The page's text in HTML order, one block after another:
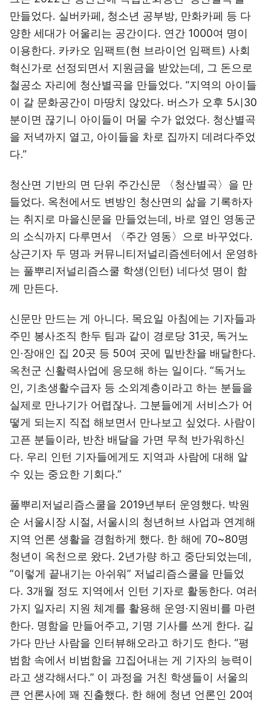
만들었다. 실버카페, 청소년 공부방, 만화카페 등 다
양한 세대가 어울리는 공간이다. 연간 1000여 명이
이용한다. 카카오 임팩트(현 브라이언 임팩트) 사회
혁신가로 선정되면서 지원금을 받았는데, 그 돈으로
철공소 자리에 청산별곡을 만들었다. “지역의 아이들
이 갈 문화공간이 마땅치 않았다. 버스가 오후 5시30
분이면 끊기니 아이들이 머물 수가 없었다. 청산별곡
을 저녁까지 열고, 아이들을 차로 집까지 데려다주었
다.”
청산면 기반의 면 단위 주간신문 〈청산별곡〉을 만
들었다. 옥천에서도 변방인 청산면의 삶을 기록하자
는 취지로 마을신문을 만들었는데, 바로 옆인 영동군
의 소식까지 다루면서 〈주간 영동〉으로 바꾸었다.
상근기자 두 명과 커뮤니티저널리즘센터에서 운영하
는 풀뿌리저널리즘스쿨 학생(인턴) 네다섯 명이 함
께 만든다.
신문만 만드는 게 아니다. 목요일 아침에는 기자들과
주민 봉사조직 한두 팀과 같이 경로당 31곳, 독거노
인·장애인 집 20곳 등 50여 곳에 밑반찬을 배달한다.
옥천군 신활력사업에 응모해 하는 일이다. “독거노
인, 기초생활수급자 등 소외계층이라고 하는 분들을
실제로 만나기가 어렵잖나. 그분들에게 서비스가 어
떻게 되는지 직접 해보면서 만나보고 싶었다. 사람이
고픈 분들이라, 반찬 배달을 가면 무척 반가워하신
다. 우리 인턴 기자들에게도 지역과 사람에 대해 알
수 있는 중요한 기회다.”
풀뿌리저널리즘스쿨을 2019년부터 운영했다. 박원
순 서울시장 시절, 서울시의 청년허브 사업과 연계해
지역 언론 생활을 경험하게 했다. 한 해에 70~80명
청년이 옥천으로 왔다. 2년가량 하고 중단되었는데,
“이렇게 끝내기는 아쉬워” 저널리즘스쿨을 만들었
다. 3개월 정도 지역에서 인턴 기자로 활동한다. 여러
가지 일자리 지원 체계를 활용해 운영·지원비를 마련
한다. 명함을 만들어주고, 기명 기사를 쓰게 한다. 길
가다 만난 사람을 인터뷰해오라고 하기도 한다. “평
범함 속에서 비범함을 끄집어내는 게 기자의 능력이
라고 생각해서다.” 이 과정을 거친 학생들이 서울의
큰 언론사에 꽤 진출했다. 한 해에 청년 언론인 20여